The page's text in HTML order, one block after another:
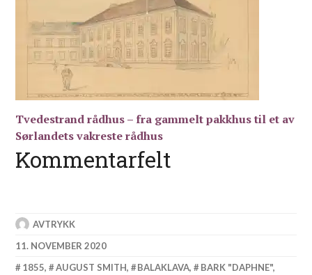
Tvedestrand rådhus – fra gammelt pakkhus til et av
Sørlandets vakreste rådhus
Kommentarfelt
AVTRYKK
11. NOVEMBER 2020
1855, AUGUST SMITH, BALAKLAVA, BARK "DAPHNE",